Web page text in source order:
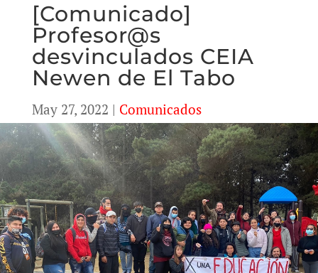
[Comunicado]
Profesor@s
desvinculados CEIA
Newen de El Tabo
May 27, 2022 | Comunicados